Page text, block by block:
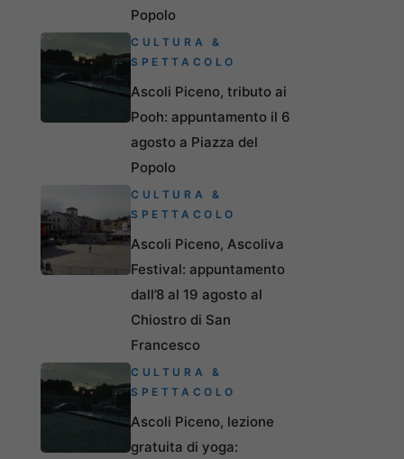
Popolo
CULTURA &
SPETTACOLO
Ascoli Piceno, tributo ai
Pooh: appuntamento il 6
agosto a Piazza del
Popolo
CULTURA &
SPETTACOLO
Ascoli Piceno, Ascoliva
Festival: appuntamento
dall’8 al 19 agosto al
Chiostro di San
Francesco
CULTURA &
SPETTACOLO
Ascoli Piceno, lezione
gratuita di yoga: